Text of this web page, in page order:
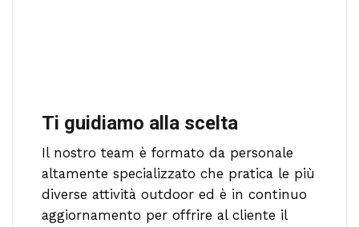
Ti guidiamo alla scelta
Il nostro team è formato da personale
altamente specializzato che pratica le più
diverse attività outdoor ed è in continuo
aggiornamento per offrire al cliente il